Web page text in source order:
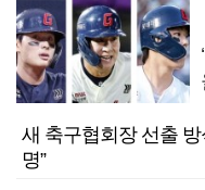
새 축구협회장 선출
명”